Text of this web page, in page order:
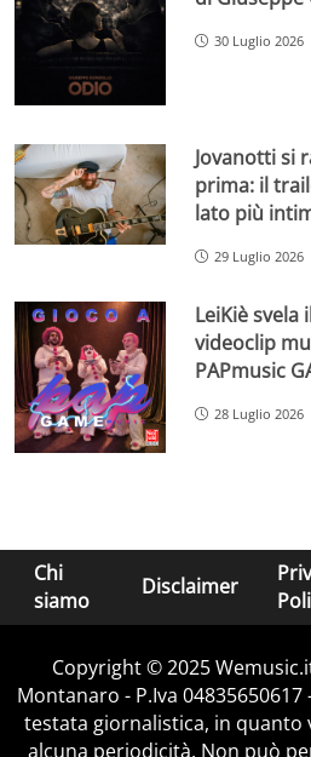
30 Luglio 2026
Jovanotti si
prima: il
lato più
29 Luglio 2026
LeiKiè
videoclip
PAPmusic
28 Luglio 2026
Chi
siamo
Disclaimer
Copyright © 2025
Montanaro - P.Iva
testata giornalistica, in quanto
alcuna periodicità. Non può